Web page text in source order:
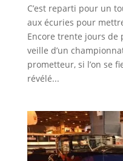
C’est reparti pour un
aux écuries pour
Encore trente jours de
veille d’un
prometteur, si l’on se
révélé...